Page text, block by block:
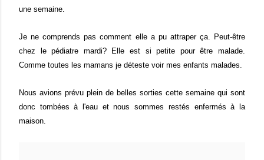
une semaine.
Je ne comprends pas comment elle a pu attraper ça. Peut-être
chez le pédiatre mardi? Elle est si petite pour être malade.
Comme toutes les mamans je déteste voir mes enfants malades.
Nous avions prévu plein de belles sorties cette semaine qui sont
donc tombées à l'eau et nous sommes restés enfermés à la
maison.